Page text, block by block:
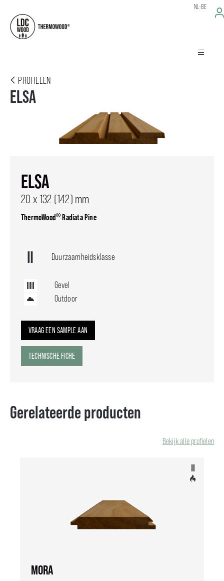
NL-BE
PROFIELEN
ELSA
ELSA
20 x 132 (142) mm
ThermoWood®Radiata Pine
Duurzaamheidsklasse
Gevel
Outdoor
VRAAG EEN SAMPLE AAN
TECHNISCHE FICHE
Gerelateerde producten
Bekijk alle profielen
MORA